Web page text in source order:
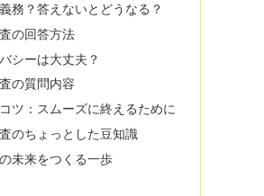
務？答えないとどうなる？
の回答方法
シーは大丈夫？
の質問内容
ツ：スムーズに終えるために
のちょっとした豆知識
未来をつくる一歩